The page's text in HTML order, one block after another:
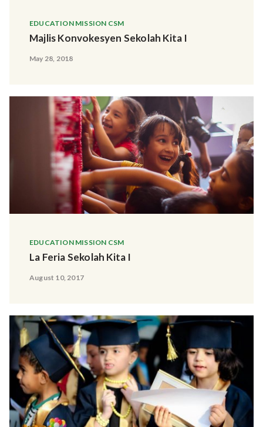
EDUCATION MISSION CSM
Majlis Konvokesyen Sekolah Kita I
May 28, 2018
EDUCATION MISSION CSM
La Feria Sekolah Kita I
August 10, 2017